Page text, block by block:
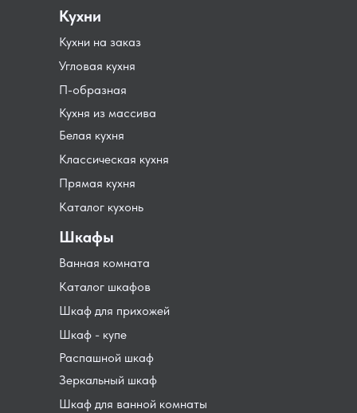
Распашной шкаф
Шкаф для прихожей
Шкаф - купе
Каталог шкафов
Шкаф для ванной комнаты
Зеркальный шкаф
Ванная комната
Кухня из массива
Угловая кухня
Кухни на заказ
П-образная
Классическая кухня
Белая кухня
Кухни
Шкафы
Прямая кухня
Каталог кухонь